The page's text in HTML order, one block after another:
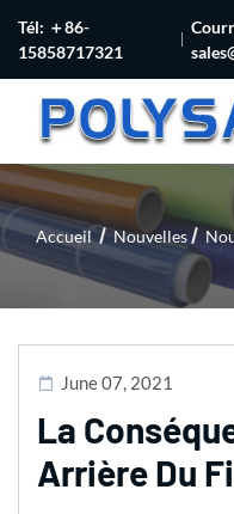
Tél: ＋86-
15858717321
Accueil Nouvelles
June 07, 2021
La
Arrière Du